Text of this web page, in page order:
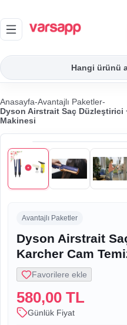
Anasayfa-Avantajlı Paketler-
Dyson Airstrait Saç Düzleştirici
Makinesi
Avantajlı Paketler
Dyson Airstrait
Karcher Cam
Favorilere ekle
580,00 TL
Günlük Fiyat